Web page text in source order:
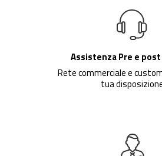
Assistenza Pre e
Rete commerciale e
tua